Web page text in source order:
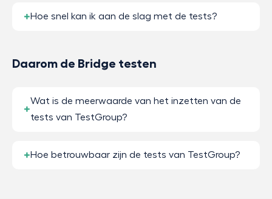
Hoe snel kan ik aan de slag met de tests?
Daarom de Bridge testen
Wat is de meerwaarde van het inzetten van de
tests van TestGroup?
Hoe betrouwbaar zijn de tests van TestGroup?